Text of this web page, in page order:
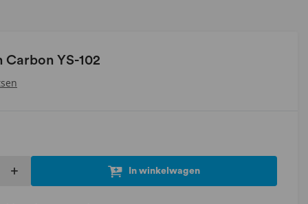
Carbon YS-102
+ In winkelwagen